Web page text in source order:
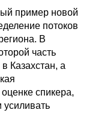
пример новой
потоков
В
часть
Казахстан, а
спикера,
усиливать